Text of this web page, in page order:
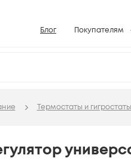
Блог Покупателям
Условия
Возврат
Термостаты и гигростаты